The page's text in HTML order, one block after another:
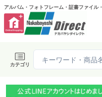
アルバム・フォトフレーム・証書ファイル
カテゴリ